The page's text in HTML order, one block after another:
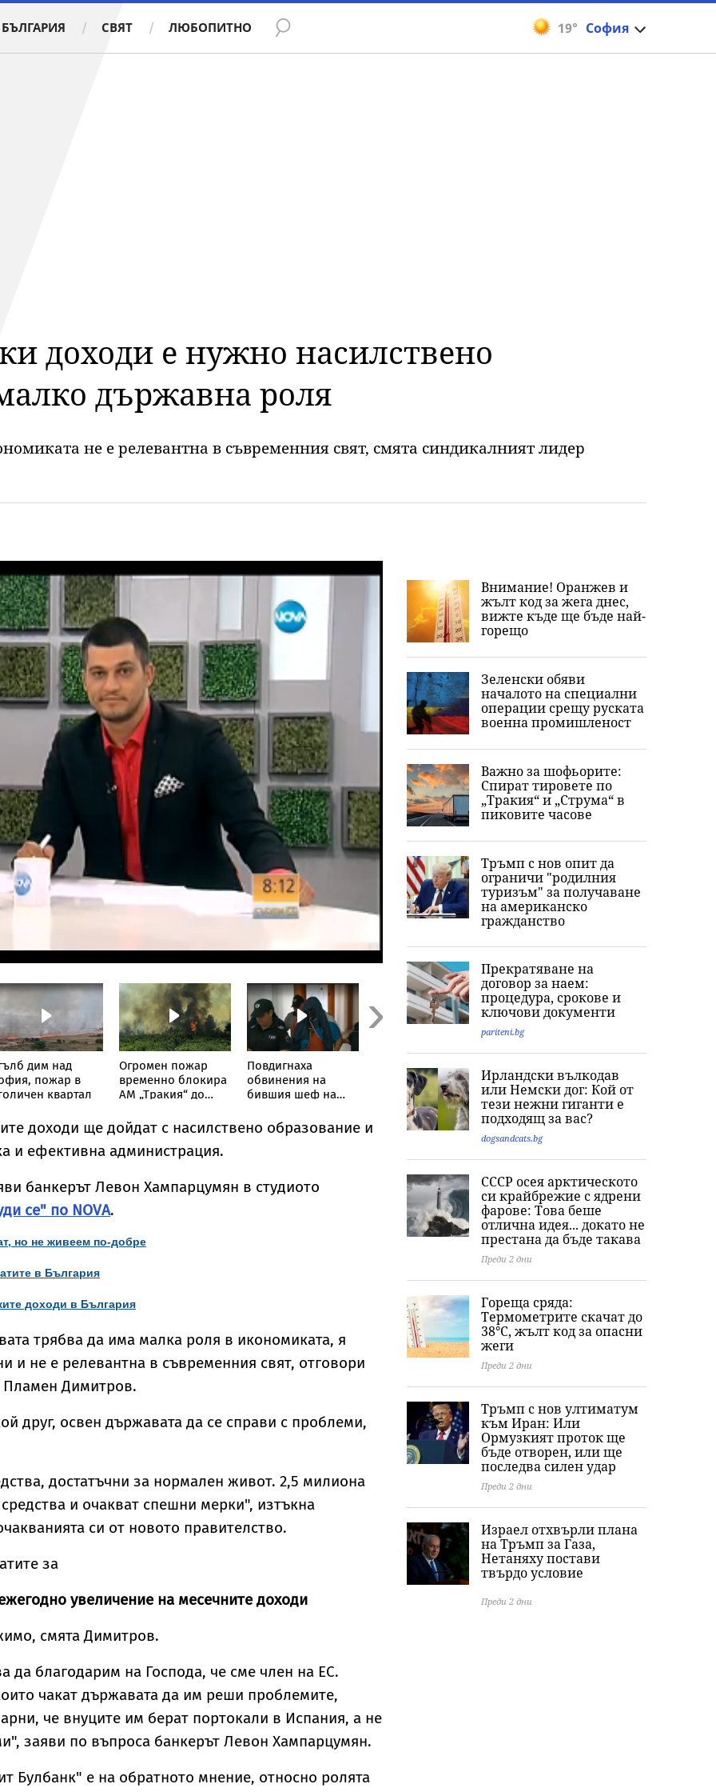
19° София
БЪЛГАРИЯ СВЯТ ЛЮБОПИТНО
доходи е нужно насилствено
държавна роля
не е релевантна в съвременния свят, смята синдикалният лидер
дим над
пожар в
квартал
Огромен пожар
временно блокира
АМ „Тракия“ до
Велинград
Повдигнаха
обвинения на
бившия шеф на
Румен Радев:
Безценно
свидетелство за
борбите на
македонските
има хора, които ги
третират като
играчки“:
Треньорът и
зоопсихолог
специално за
Vesti.bg
жертвата,
доходи ще дойдат с насилствено образование и
и ефективна администрация.
банкерът Левон Хампарцумян в студиото
се" по NOVA.
но не живеем по-добре
в България
доходи в България
трябва да има малка роля в икономиката, я
и не е релевантна в съвременния свят, отговори
Димитров.
друг, освен държавата да се справи с проблеми,
достатъчни за нормален живот. 2,5 милиона
и очакват спешни мерки", изтъкна
си от новото правителство.
за
увеличение на месечните доходи
смята Димитров.
да благодарим на Господа, че сме член на ЕС.
чакат държавата да им реши проблемите,
че внуците им берат портокали в Испания, а не
заяви по въпроса банкерът Левон Хампарцумян.
Булбанк" е на обратното мнение, относно ролята
Внимание! Оранжев и
жълт код за жега днес,
вижте къде ще бъде най-
горещо
Зеленски обяви
началото на специални
операции срещу руската
военна промишленост
Важно за шофьорите:
Спират тировете по
„Тракия“ и „Струма“ в
пиковите часове
Тръмп с нов опит да
ограничи "родилния
туризъм" за получаване
на американско
гражданство
Прекратяване на
договор за наем:
процедура, срокове и
ключови документи
pariteni.bg
Ирландски вълкодав
или Немски дог: Кой от
тези нежни гиганти е
подходящ за вас?
dogsandcats.bg
СССР осея арктическото
си крайбрежие с ядрени
фарове: Това беше
отлична идея... докато не
престана да бъде такава
Преди 2 дни
Гореща сряда:
Термометрите скачат до
38°C, жълт код за опасни
жеги
Преди 2 дни
Тръмп с нов ултиматум
към Иран: Или
Ормузкият проток ще
бъде отворен, или ще
последва силен удар
Преди 2 дни
Израел отхвърли плана
на Тръмп за Газа,
Нетаняху постави
твърдо условие
Преди 2 дни